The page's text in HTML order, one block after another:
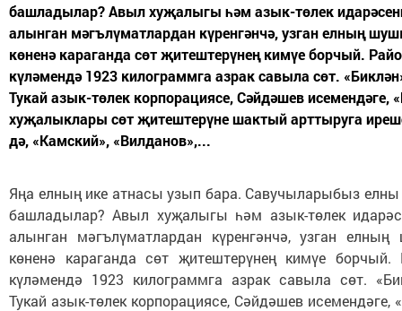
башладылар? Авыл хуҗалыгы һәм азык-төлек
алынган мәгълүматлардан күренгәнчә, узган елның
көненә караганда сөт җитештерүнең кимүе борчый.
күләмендә 1923 килограммга азрак савыла сөт.
Тукай азык-төлек корпорациясе, Сәйдәшев исемендәге,
хуҗалыклары сөт җитештерүне шактый арттыруга
дә, «Камский», «Вилданов»,...
Яңа елның ике атнасы узып бара. Савучыларыбыз елны
башладылар? Авыл хуҗалыгы һәм азык-төлек
алынган мәгълүматлардан күренгәнчә, узган
көненә караганда сөт җитештерүнең кимүе борчый.
күләмендә 1923 килограммга азрак савыла сөт.
Тукай азык-төлек корпорациясе, Сәйдәшев исемендәге,